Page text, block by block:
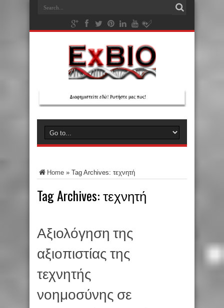
Home » Tag Archives: τεχνητή
Tag Archives:τεχνητή
Αξιολόγηση της
αξιοπιστίας της
τεχνητής
νοημοσύνης σε